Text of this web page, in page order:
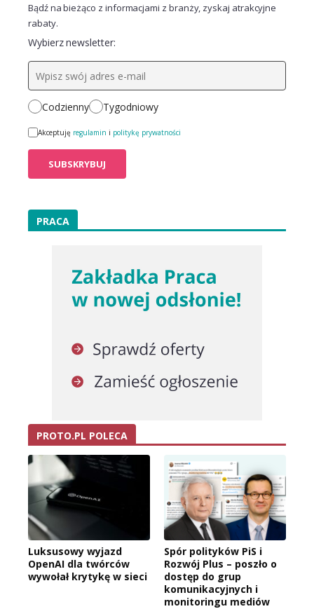
Bądź na bieżąco z informacjami z branży, zyskaj atrakcyjne
rabaty.
Wybierz newsletter:
Codzienny Tygodniowy
Akceptuję regulamin i politykę prywatności
PRACA
PROTO.PL POLECA
Luksusowy wyjazd
OpenAI dla twórców
wywołał krytykę w sieci
Spór polityków PiS i
Rozwój Plus – poszło o
dostęp do grup
komunikacyjnych i
monitoringu mediów